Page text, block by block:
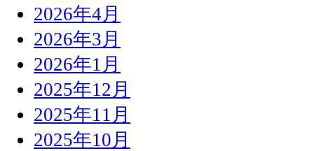
2026年4月
2026年3月
2026年1月
2025年12月
2025年11月
2025年10月